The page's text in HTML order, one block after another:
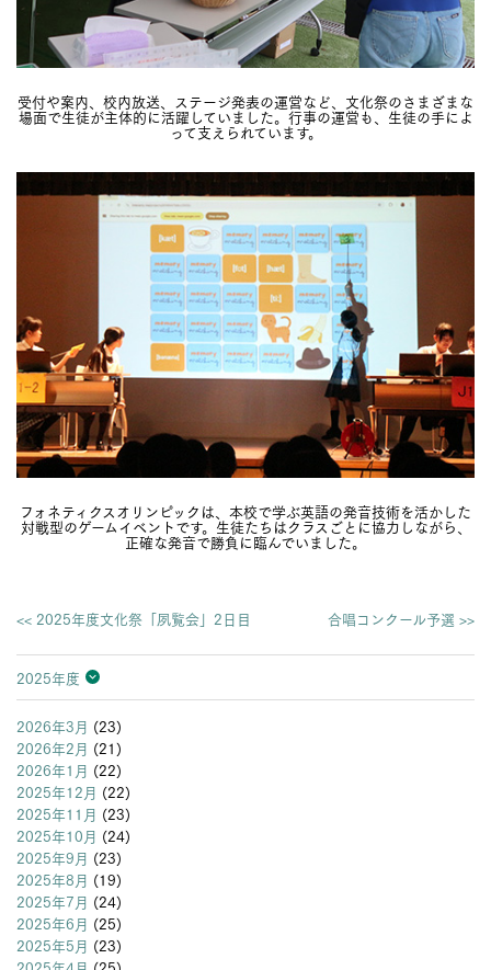
受付や案内、校内放送、ステージ発表の運営など、文化祭のさまざまな
場面で生徒が主体的に活躍していました。行事の運営も、生徒の手によ
って支えられています。
フォネティクスオリンピックは、本校で学ぶ英語の発音技術を活かした
対戦型のゲームイベントです。生徒たちはクラスごとに協力しながら、
正確な発音で勝負に臨んでいました。
<< 2025年度文化祭「夙覧会」2日目 合唱コンクール予選 >>
2025年度
2026年度
2025年度
2024年度
2023年度
2022年度
2021年度
2020年度
2019年度
2018年度
2017年度
2016年度
2015年度
2014年度
2013年度
2026年3月 (23)
2026年2月 (21)
2026年1月 (22)
2025年12月 (22)
2025年11月 (23)
2025年10月 (24)
2025年9月 (23)
2025年8月 (19)
2025年7月 (24)
2025年6月 (25)
2025年5月 (23)